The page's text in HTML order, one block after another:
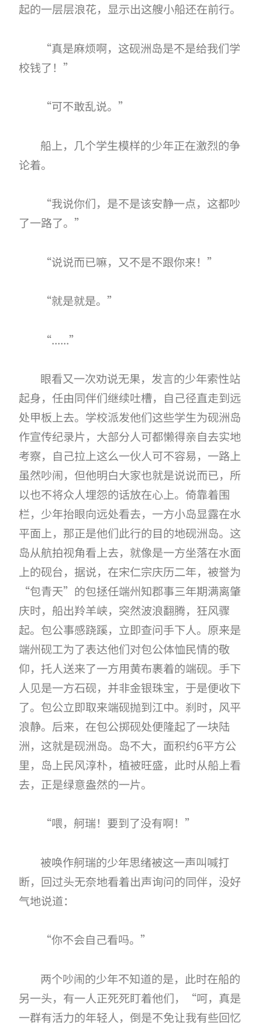
起的一层层浪花，显示出这艘小船还在前行。
“真是麻烦啊，这砚洲岛是不是给我们学
校钱了！”
“可不敢乱说。”
船上，几个学生模样的少年正在激烈的争
论着。
“我说你们，是不是该安静一点，这都吵
了一路了。”
“说说而已嘛，又不是不跟你来！”
“就是就是。”
“......”
眼看又一次劝说无果，发言的少年索性站
起身，任由同伴们继续吐槽，自己径直走到远
处甲板上去。学校派发他们这些学生为砚洲岛
作宣传纪录片，大部分人可都懒得亲自去实地
考察，自己拉上这么一伙人可不容易，一路上
虽然吵闹，但他明白大家也就是说说而已，所
以也不将众人埋怨的话放在心上。倚靠着围
栏，少年抬眼向远处看去，一方小岛显露在水
平面上，那正是他们此行的目的地砚洲岛。这
岛从航拍视角看上去，就像是一方坐落在水面
上的砚台，据说，在宋仁宗庆历二年，被誉为
“包青天”的包拯任端州知郡事三年期满离肇
庆时，船出羚羊峡，突然波浪翻腾，狂风骤
起。包公事感跷蹊，立即查问手下人。原来是
端州砚工为了表达他们对包公体恤民情的敬
仰，托人送来了一方用黄布裹着的端砚。手下
人见是一方石砚，并非金银珠宝，于是便收下
了。包公立即取来端砚抛到江中。刹时，风平
浪静。后来，在包公掷砚处便隆起了一块陆
洲，这就是砚洲岛。岛不大，面积约6平方公
里，岛上民风淳朴，植被旺盛，此时从船上看
去，正是绿意盎然的一片。
“喂，舸瑞！要到了没有啊！”
被唤作舸瑞的少年思绪被这一声叫喊打
断，回过头无奈地看着出声询问的同伴，没好
气地说道：
“你不会自己看吗。”
两个吵闹的少年不知道的是，此时在船的
另一头，有一人正死死盯着他们，“呵，真是
一群有活力的年轻人，倒是不免让我有些回忆